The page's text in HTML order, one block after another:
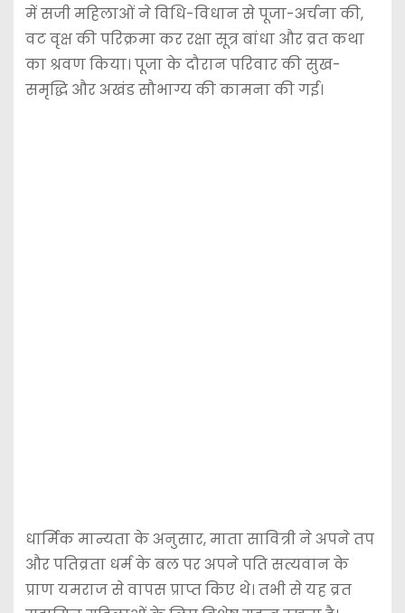
में सजी महिलाओं ने विधि-विधान से पूजा-अर्चना की,
वट वृक्ष की परिक्रमा कर रक्षा सूत्र बांधा और व्रत कथा
का श्रवण किया। पूजा के दौरान परिवार की सुख-
समृद्धि और अखंड सौभाग्य की कामना की गई।
धार्मिक मान्यता के अनुसार, माता सावित्री ने अपने तप
और पतिव्रता धर्म के बल पर अपने पति सत्यवान के
प्राण यमराज से वापस प्राप्त किए थे। तभी से यह व्रत